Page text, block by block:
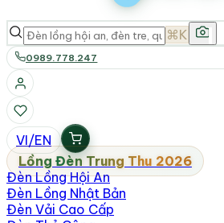
⌘K
0989.778.247
VI/EN
Lồng Đèn Trung Thu 2026
Đèn Lồng Hội An
Đèn Lồng Nhật Bản
Đèn Vải Cao Cấp